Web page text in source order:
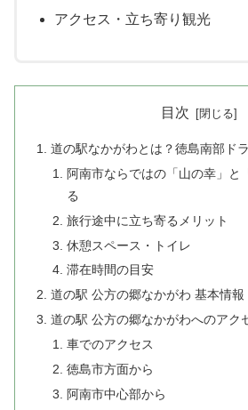
アクセス・立ち寄り観光
目次
道の駅なかがわとは？徳島南部ド
阿南市ならではの「山の幸」と
る
旅行途中に立ち寄るメリット
休憩スペース・トイレ
滞在時間の目安
道の駅 公方の郷なかがわ 基本情報
道の駅 公方の郷なかがわへのアク
車でのアクセス
徳島市方面から
阿南市中心部から